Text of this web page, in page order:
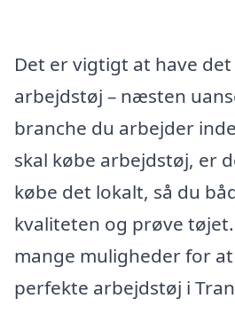
Det er vigtigt at have
arbejdstøj – næsten
branche du arbejder
skal købe arbejdstøj, er
købe det lokalt, så du
kvaliteten og prøve
mange muligheder for
perfekte arbejdstøj i